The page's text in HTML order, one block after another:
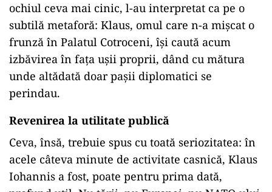
ochiul ceva mai cinic, l-au interpretat ca pe o
subtilă metaforă: Klaus, omul care n-a mișcat o
frunză în Palatul Cotroceni, își caută acum
izbăvirea în fața ușii proprii, dând cu mătura
unde altădată doar pașii diplomatici se
perindau.
Revenirea la utilitate publică
Ceva, însă, trebuie spus cu toată seriozitatea: în
acele câteva minute de activitate casnică, Klaus
Iohannis a fost, poate pentru prima dată,